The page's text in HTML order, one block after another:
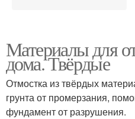
Отмостка по технологии
Материалы для
дома. Твёрдые
Отмостка из твёрдых
грунта от промерзания,
фундамент от разрушения.